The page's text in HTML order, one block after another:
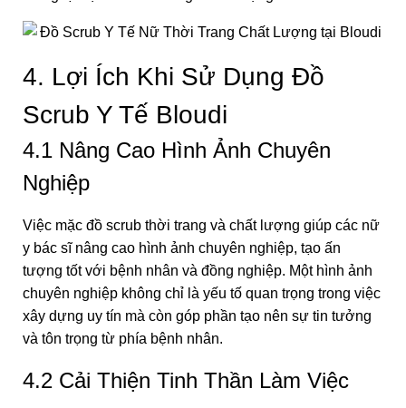
4. Lợi Ích Khi Sử Dụng Đồ
Scrub Y Tế Bloudi
4.1 Nâng Cao Hình Ảnh Chuyên
Nghiệp
Việc mặc đồ scrub thời trang và chất lượng giúp các nữ
y bác sĩ nâng cao hình ảnh chuyên nghiệp, tạo ấn
tượng tốt với bệnh nhân và đồng nghiệp. Một hình ảnh
chuyên nghiệp không chỉ là yếu tố quan trọng trong việc
xây dựng uy tín mà còn góp phần tạo nên sự tin tưởng
và tôn trọng từ phía bệnh nhân.
4.2 Cải Thiện Tinh Thần Làm Việc